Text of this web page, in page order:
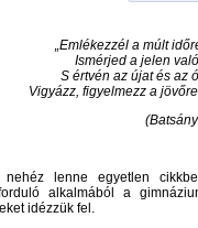
„Emlékezzél a múlt
Ismérjed a jelen
S értvén az újat és az
Vigyázz, figyelmezz a
nehéz lenne egyetlen
alkalmából a
idézzük fel.